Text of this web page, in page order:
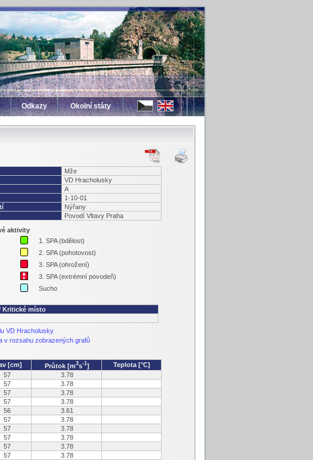
Odkazy Okolní státy
Mže
VD Hracholusky
A
1-10-01
Nýřany
Povodí Vltavy Praha
aktivity
1. SPA (bdělost)
2. SPA (pohotovost)
3. SPA (ohrožení)
3. SPA (extrémní povodeň)
Sucho
Kritické místo
VD Hracholusky
v rozsahu zobrazených grafů
[cm] Průtok [m3s-1]
Teplota [°C]
57
3.78
57
3.78
57
3.78
57
3.78
56
3.61
57
3.78
57
3.78
57
3.78
57
3.78
57
3.78